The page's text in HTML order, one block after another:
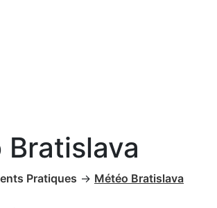
Bratislava
Pratiques → Météo Bratislava